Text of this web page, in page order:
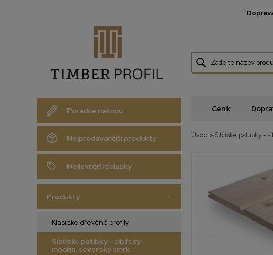
Poradce nákupu Ceník
Nejprodávanější produkty
Nejlevnější palubky
Produkty
Klasické dřevěné profily
Sibiřské palubky - sibiřský
modřín, severský smrk
Úvod » Sibiřské palubky -